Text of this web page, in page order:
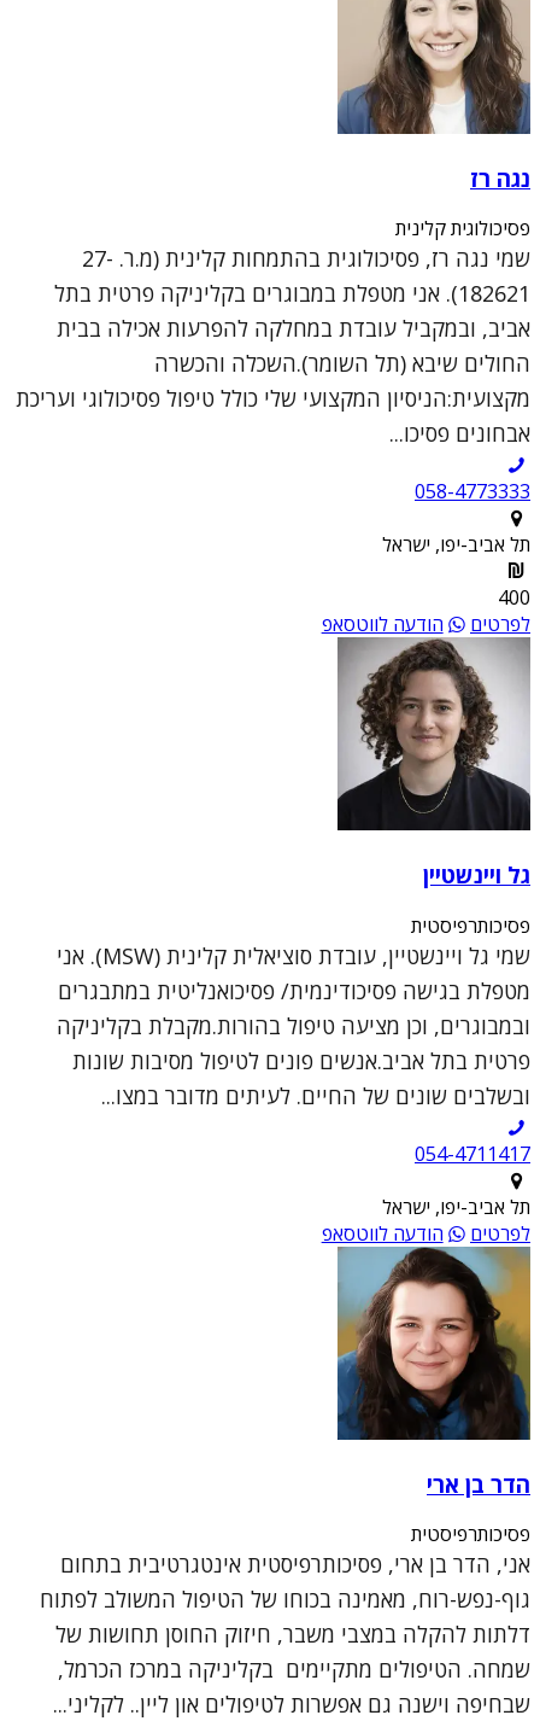
נגה רז
פסיכולוגית קלינית
שמי נגה רז, פסיכולוגית בהתמחות קלינית (מ.ר. 27-
182621). אני מטפלת במבוגרים בקליניקה פרטית בתל
אביב, ובמקביל עובדת במחלקה להפרעות אכילה בבית
החולים שיבא (תל השומר).השכלה והכשרה
מקצועית:הניסיון המקצועי שלי כולל טיפול פסיכולוגי ועריכת
אבחונים פסיכו...
058-4773333
תל אביב-יפו, ישראל
400
לפרטים
הודעה לווטסאפ
גל ויינשטיין
פסיכותרפיסטית
שמי גל ויינשטיין, עובדת סוציאלית קלינית (MSW). אני
מטפלת בגישה פסיכודינמית/ פסיכואנליטית במתבגרים
ובמבוגרים, וכן מציעה טיפול בהורות.מקבלת בקליניקה
פרטית בתל אביב.אנשים פונים לטיפול מסיבות שונות
ובשלבים שונים של החיים. לעיתים מדובר במצו...
054-4711417
תל אביב-יפו, ישראל
לפרטים
הודעה לווטסאפ
הדר בן ארי
פסיכותרפיסטית
אני, הדר בן ארי, פסיכותרפיסטית אינטגרטיבית בתחום
גוף-נפש-רוח, מאמינה בכוחו של הטיפול המשולב לפתוח
דלתות להקלה במצבי משבר, חיזוק החוסן תחושות של
שמחה. הטיפולים מתקיימים בקליניקה במרכז הכרמל,
שבחיפה וישנה גם אפשרות לטיפולים און ליין.. לקליני...